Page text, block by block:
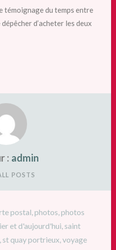
témoignage du temps entre
d’acheter les deux
: admin
POSTS
postal,photos,photos
et d'aujourd'hui, saint
, st quay portrieux,voyage